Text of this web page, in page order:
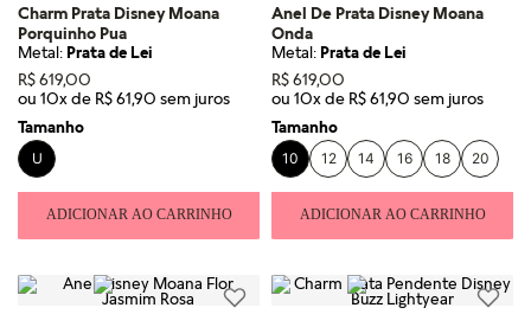
Charm Prata Disney Moana
Porquinho Pua
Metal:Prata de Lei
R$619,00
ou 10x de R$61,90
Tamanho
U
ADICIONAR AO CARRINHO
Anel De Prata Disney Moana
Onda
Metal:Prata de Lei
R$619,00
ou 10x de R$61,90
Tamanho
10 12 14 16 18 20
ADICIONAR AO CARRINHO